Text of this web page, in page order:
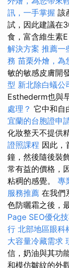
訊，一手掌握 該
試，因此建議在
食，富含維生素E
解決方案 推薦一
務 苗栗外燴，為
敏的敏感皮膚開
型 新北除白蟻公
Esthederm也與
處理？ 它中和自
宜蘭的台胞證申
化妝整天不提供
證照課程 因此，
鐘，然後隨後裝
常有益的價格，
粘稠的感覺。 專
服務推薦 在我們
色防曬霜之後，
Page SEO優化
行 北部地區眼科
大容量冷藏需求
信，奶油與其功
和模仿皺紋的外